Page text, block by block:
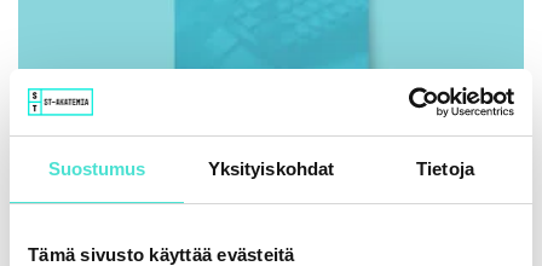
Suostumus Yksityiskohdat Tietoja
Tämä sivusto käyttää evästeitä
IFRS | Kirja
Rahoituslaskelma